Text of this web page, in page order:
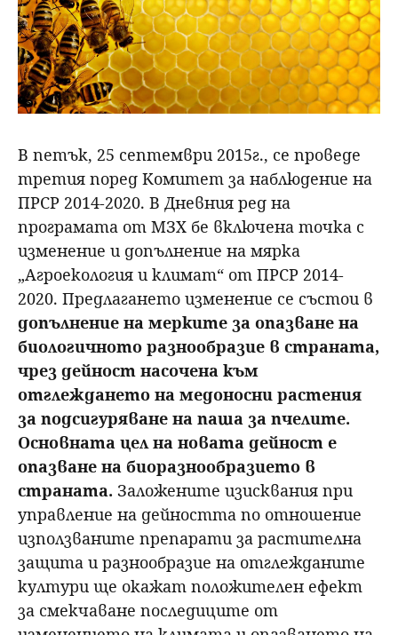
В петък, 25 септември 2015г., се проведе
третия поред Комитет за наблюдение на
ПРСР 2014-2020. В Дневния ред на
програмата от МЗХ бе включена точка с
изменение и допълнение на мярка
„Агроекология и климат“ от ПРСР 2014-
2020. Предлагането изменение се състои в
допълнение на мерките за опазване на
биологичното разнообразие в страната,
чрез дейност насочена към
отглеждането на медоносни растения
за подсигуряване на паша за пчелите.
Основната цел на новата дейност е
опазване на биоразнообразието в
страната. Заложените изисквания при
управление на дейността по отношение
използваните препарати за растителна
защита и разнообразие на отглежданите
култури ще окажат положителен ефект
за смекчаване последиците от